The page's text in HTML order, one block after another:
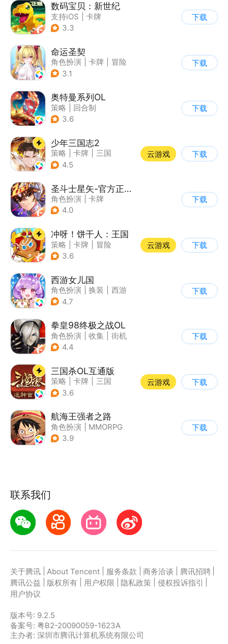
数码宝贝：新世纪
支持iOS
卡牌
| 动漫改编
3.3
下载
命运圣契
角色扮演 卡牌
冒险
| 美少女
3.1
下载
奥特曼系列OL
策略
回合制
| 动漫改编
3.6
下载
少年三国志2
策略 卡牌
三国
| 少年三国志
4.5
云游戏 下载
圣斗士星矢-官方正版(腾讯)
角色扮演
卡牌
| 动漫改编
4.0
下载
冲呀！饼干人：王国
策略 卡牌
冒险
| 卡通
3.6
云游戏 下载
西游女儿国
角色扮演 换装
西游
| 剧情
4.7
下载
拳皇98终极之战OL
角色扮演 收集
街机
| 拳皇
4.4
下载
三国杀OL互通版
策略 卡牌
三国
| 三国杀
3.6
云游戏 下载
航海王强者之路
角色扮演
MMORPG
| 奇幻
3.9
下载
联系我们
关于腾讯 About Tencent 服务条款 商务洽谈 腾讯招聘
腾讯公益
版权所有 用户权限 隐私政策 侵权投诉指引
用户协议
版本号: 9.2.5
备案号: 粤B2-20090059-1623A
主办者: 深圳市腾讯计算机系统有限公司